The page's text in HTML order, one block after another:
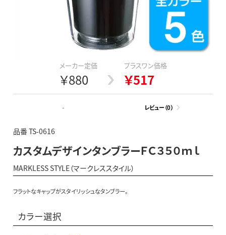
メーカー定価
￥880
プラスワン価格
￥517
- レビュー（0）
品番 TS-0616
カスタムデザインタンブラーＦＣ３５０ｍｌ
MARKLESS STYLE（マークレススタイル）
フラットなキャップがスタイリッシュなタンブラー。
カラー選択